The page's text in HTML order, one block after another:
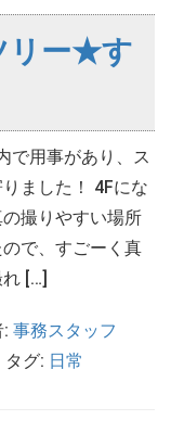
リー★す
で用事があり、ス
ました！ 4Fにな
撮りやすい場所
で、すごーく真
[…]
事務スタッフ
タグ: 日常